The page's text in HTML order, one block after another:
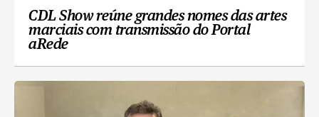
CDL Show reúne grandes nomes das artes
marciais com transmissão do Portal
aRede